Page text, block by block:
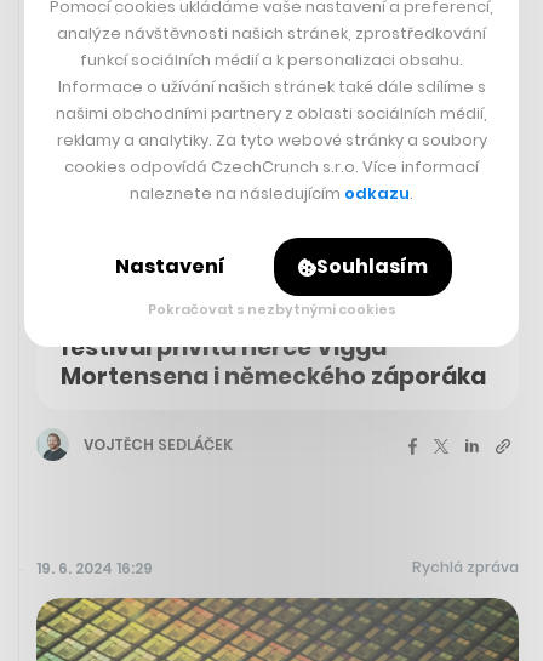
Do Varů přijede Aragorn. Filmový
festival přivítá herce Vigga
Mortensena i německého záporáka
VOJTĚCH SEDLÁČEK
19. 6. 2024 16:29 Rychlá zpráva
Pomocí cookies ukládáme vaše nastavení a preferencí,
analýze návštěvnosti našich stránek, zprostředkování
funkcí sociálních médií a k personalizaci obsahu.
Informace o užívání našich stránek také dále sdílíme s
našimi obchodními partnery z oblasti sociálních médií,
reklamy a analytiky. Za tyto webové stránky a soubory
cookies odpovídá CzechCrunch s.r.o. Více informací
naleznete na následujícím odkazu.
Nastavení Souhlasím
Pokračovat s nezbytnými cookies